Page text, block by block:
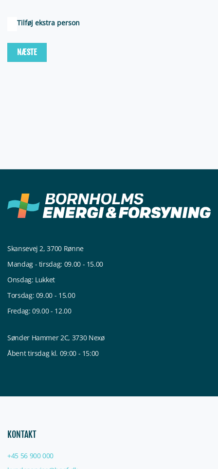
TILFØJ
PERSON
Tilføj ekstra person
Skansevej 2, 3700 Rønne
Mandag - tirsdag: 09.00 - 15.00
Onsdag: Lukket
Torsdag: 09.00 - 15.00
Fredag: 09.00 - 12.00
Sønder Hammer 2C, 3730 Nexø
Åbent tirsdag kl. 09:00 - 15:00
KONTAKT
+45 56 900 000